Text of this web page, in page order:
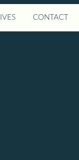
CONTACT